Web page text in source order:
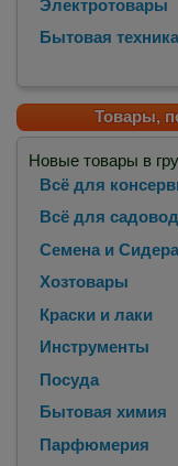
Электротовары
Бытовая техника
Товары,
Новые товары в
Всё для
Всё для
Семена и
Хозтовары
Краски и лаки
Инструменты
Посуда
Бытовая химия
Парфюмерия